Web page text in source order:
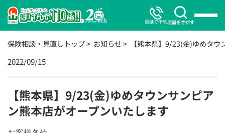
電話で予約店舗をさがす
保険相談・見直しトップ お知らせ 【熊本県】9/23(金)ゆめタ
2022/09/15
【熊本県】9/23(金)ゆめタウンサンピア
ン熊本店がオープンいたします